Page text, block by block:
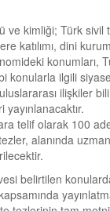
ve kimliği; Türk sivil
katılımı, dini
konumları,
konularla ilgili
ilişkiler
telif olarak 100
alanında
belirtilen